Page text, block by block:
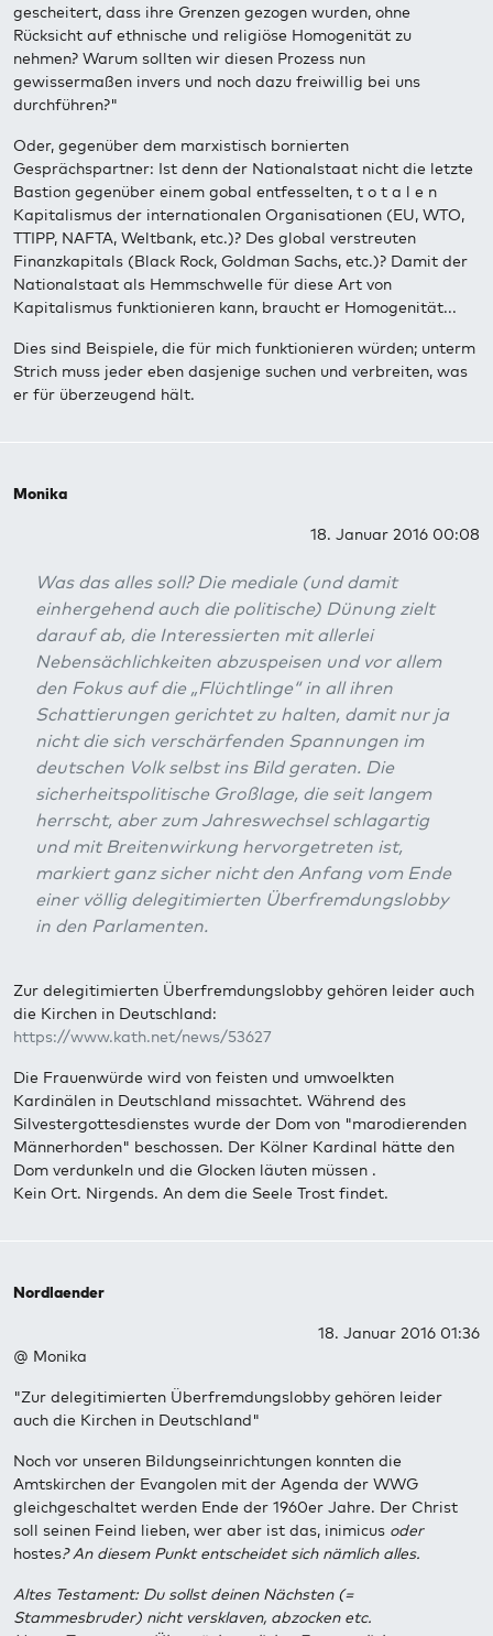
gescheitert, dass ihre Grenzen gezogen wurden, ohne
Rücksicht auf ethnische und religiöse Homogenität zu
nehmen? Warum sollten wir diesen Prozess nun
gewissermaßen invers und noch dazu freiwillig bei uns
durchführen?"
Oder, gegenüber dem marxistisch bornierten
Gesprächspartner: Ist denn der Nationalstaat nicht die letzte
Bastion gegenüber einem gobal entfesselten, t o t a l e n
Kapitalismus der internationalen Organisationen (EU, WTO,
TTIPP, NAFTA, Weltbank, etc.)? Des global verstreuten
Finanzkapitals (Black Rock, Goldman Sachs, etc.)? Damit der
Nationalstaat als Hemmschwelle für diese Art von
Kapitalismus funktionieren kann, braucht er Homogenität...
Dies sind Beispiele, die für mich funktionieren würden; unterm
Strich muss jeder eben dasjenige suchen und verbreiten, was
er für überzeugend hält.
Monika
18. Januar 2016 00:08
Was das alles soll? Die mediale (und damit
einhergehend auch die politische) Dünung zielt
darauf ab, die Interessierten mit allerlei
Nebensächlichkeiten abzuspeisen und vor allem
den Fokus auf die „Flüchtlinge“ in all ihren
Schattierungen gerichtet zu halten, damit nur ja
nicht die sich verschärfenden Spannungen im
deutschen Volk selbst ins Bild geraten. Die
sicherheitspolitische Großlage, die seit langem
herrscht, aber zum Jahreswechsel schlagartig
und mit Breitenwirkung hervorgetreten ist,
markiert ganz sicher nicht den Anfang vom Ende
einer völlig delegitimierten Überfremdungslobby
in den Parlamenten.
Zur delegitimierten Überfremdungslobby gehören leider auch
die Kirchen in Deutschland:
https://www.kath.net/news/53627
Die Frauenwürde wird von feisten und umwoelkten
Kardinälen in Deutschland missachtet. Während des
Silvestergottesdienstes wurde der Dom von "marodierenden
Männerhorden" beschossen. Der Kölner Kardinal hätte den
Dom verdunkeln und die Glocken läuten müssen .
Kein Ort. Nirgends. An dem die Seele Trost findet.
Nordlaender
18. Januar 2016 01:36
@ Monika
"Zur delegitimierten Überfremdungslobby gehören leider
auch die Kirchen in Deutschland"
Noch vor unseren Bildungseinrichtungen konnten die
Amtskirchen der Evangolen mit der Agenda der WWG
gleichgeschaltet werden Ende der 1960er Jahre. Der Christ
soll seinen Feind lieben, wer aber ist das, inimicus oder
hostes? An diesem Punkt entscheidet sich nämlich alles.
Altes Testament: Du sollst deinen Nächsten (=
Stammesbruder) nicht versklaven, abzocken etc.